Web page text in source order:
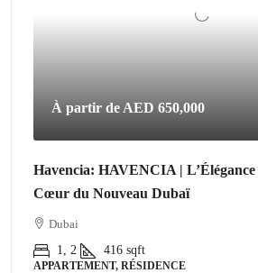
À partir de AED 650,000
Havencia: HAVENCIA |
Cœur du Nouveau Dubaï
Dubai
1, 2
416 sqft
APPARTEMENT, RÉSIDENCE